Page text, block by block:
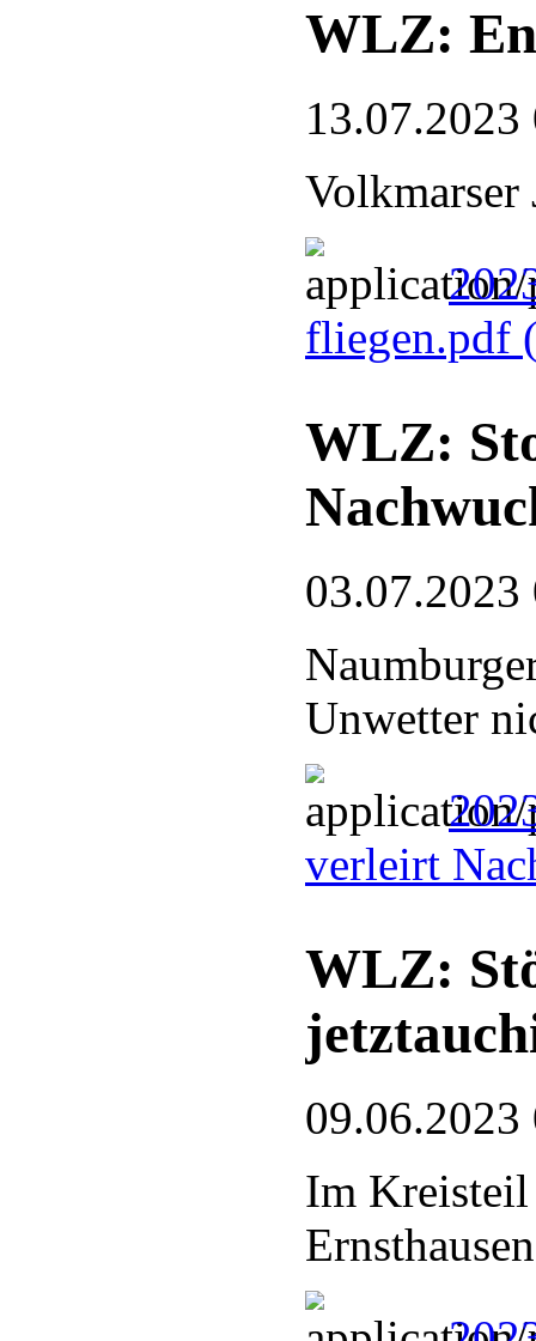
WLZ:
13.07.2023
Volkmarser
fliegen.pdf
WLZ:
03.07.2023
Unwetter
verleirt
WLZ:
09.06.2023
Im Kreisteil